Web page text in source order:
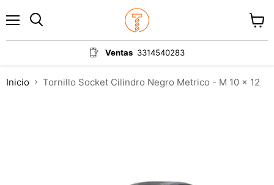
Ventas 3314540283
carrito
Inicio Tornillo Socket Cilindro Negro Metrico - M 10 x 12